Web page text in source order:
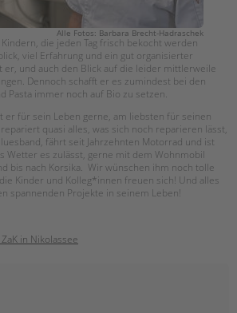
Alle Fotos: Barbara Brecht-Hadraschek
die jeden Tag frisch bekocht werden
viel Erfahrung und ein gut organisierter
er, und auch den Blick auf die leider mittlerweile
Dennoch schafft er es zumindest bei den
Pasta immer noch auf Bio zu setzen.
er für sein Leben gerne, am liebsten für seinen
quasi alles, was sich noch reparieren lässt,
fährt seit Jahrzehnten Motorrad und ist
Wetter es zulässt, gerne mit dem Wohnmobil
bis nach Korsika. Wir wünschen ihm noch tolle
Kinder und Kolleg*innen freuen sich! Und alles
spannenden Projekte in seinem Leben!
in Nikolassee